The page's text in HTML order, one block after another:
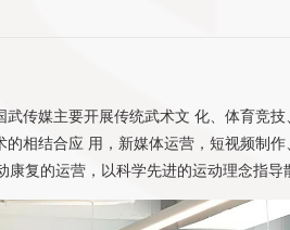
武传媒主要开展传统武术文 化、体育竞
相结合应 用，新媒体运营，短视频制
康复的运营，以科学先进的运动理念指导